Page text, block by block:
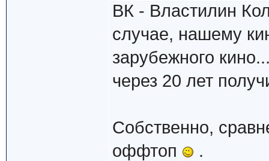
ВК - Властилин
случае, нашему
зарубежного
через 20 лет
Собственно,
оффтоп
.